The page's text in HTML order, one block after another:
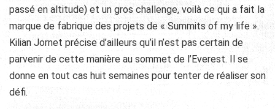
passé en altitude) et un gros challenge, voilà ce qui a fait la
marque de fabrique des projets de « Summits of my life ».
Kilian Jornet précise d’ailleurs qu’il n’est pas certain de
parvenir de cette manière au sommet de l’Everest. Il se
donne en tout cas huit semaines pour tenter de réaliser son
défi.